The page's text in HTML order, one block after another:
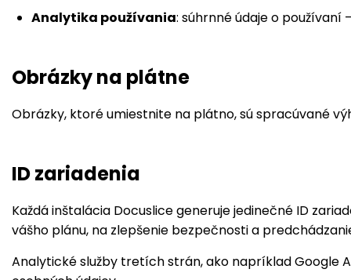
Analytika používania: súhrnné údaje o používaní
Obrázky na plátne
Obrázky, ktoré umiestnite na plátno, sú spracúvané
ID zariadenia
Každá inštalácia Docuslice generuje jedinečné ID
vášho plánu, na zlepšenie bezpečnosti a
Analytické služby tretích strán, ako napríklad Google